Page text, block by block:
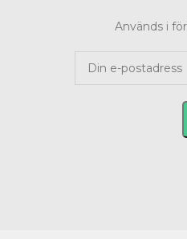
Används i